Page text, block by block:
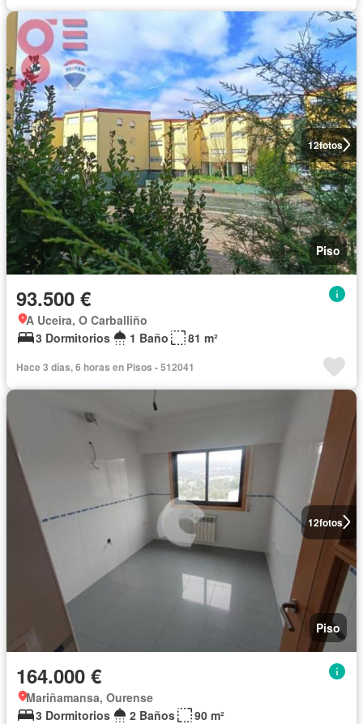
12fotos
Piso
93.500 €
A Uceira, O Carballiño
3 Dormitorios
1 Baño 81 m²
Hace 3 días, 6 horas en Pisos - 512041
12fotos
Piso
164.000 €
Mariñamansa, Ourense
3 Dormitorios
2 Baños 90 m²